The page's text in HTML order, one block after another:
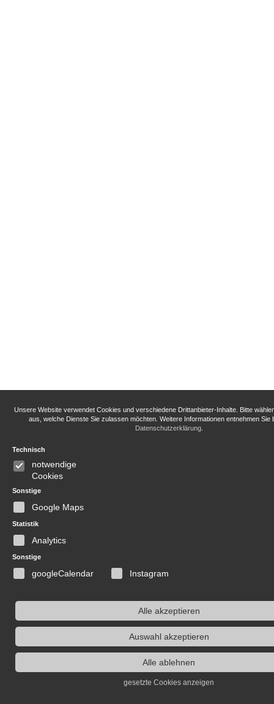
Unsere Website verwendet Cookies und verschiedene Drittanbieter-Inhalte. Bitte
aus, welche Dienste Sie zulassen möchten. Weitere Informationen entnehmen Sie
Datenschutzerklärung.
Technisch
notwendige
Cookies
Sonstige
Google Maps
Statistik
Analytics
Sonstige
googleCalendar Instagram
Alle akzeptieren
Auswahl akzeptieren
Alle ablehnen
gesetzte Cookies anzeigen